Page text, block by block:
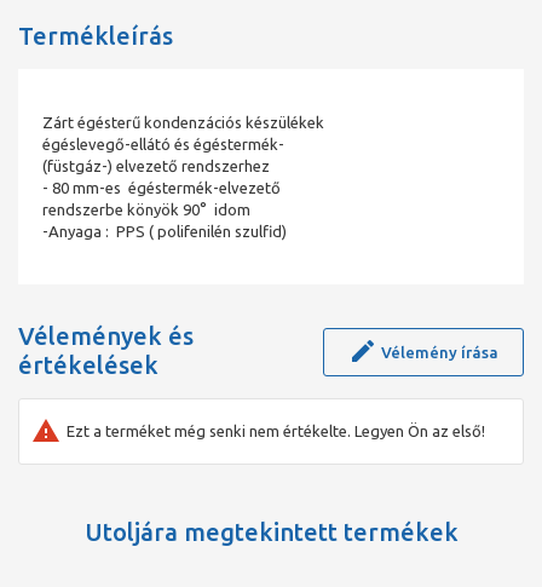
Termékleírás
Zárt égésterű kondenzációs készülékek
égéslevegő-ellátó és égéstermék-
(füstgáz-) elvezető rendszerhez
- 80 mm-es égéstermék-elvezető
rendszerbe könyök 90° idom
-Anyaga : PPS ( polifenilén szulfid)
Vélemények és
értékelések
Vélemény írása
Ezt a terméket még senki nem értékelte. Legyen Ön az első!
Utoljára megtekintett termékek